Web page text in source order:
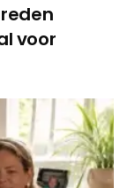
voor